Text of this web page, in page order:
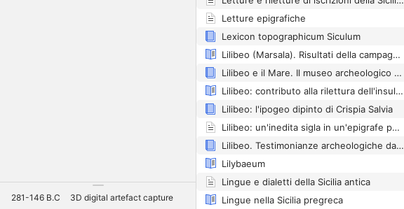
281-146 B.C
3D digital artefact capture
Letture epigrafiche
Lexicon topographicum Siculum
Lilibeo (Marsala). Risultati della campagna 2008
Lilibeo e il Mare. Il museo archeologico regionale di Marsala
Lilibeo: contributo alla rilettura dell'insula I
Lilibeo: l'ipogeo dipinto di Crispia Salvia
Lilibeo: un'inedita sigla in un'epigrafe per Caracalla
Lilibeo. Testimonianze archeologiche dal IV sec a.C. al V sec. d.C.
Lilybaeum
Lingue e dialetti della Sicilia antica
Lingue nella Sicilia pregreca